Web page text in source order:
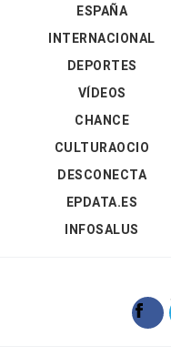
ESPAÑA
INTERNACIONAL
DEPORTES
VÍDEOS
CHANCE
CULTURAOCIO
DESCONECTA
EPDATA.ES
INFOSALUS